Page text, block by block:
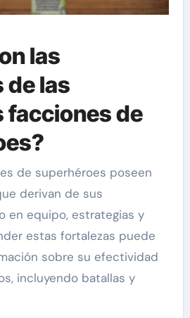
las
las
facciones de
de superhéroes poseen
derivan de sus
en equipo, estrategias y
estas fortalezas puede
sobre su efectividad
incluyendo batallas y